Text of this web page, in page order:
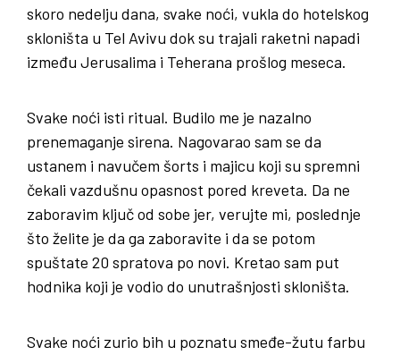
skoro nedelju dana, svake noći, vukla do hotelskog
skloništa u Tel Avivu dok su trajali raketni napadi
između Jerusalima i Teherana prošlog meseca.
Svake noći isti ritual. Budilo me je nazalno
prenemaganje sirena. Nagovarao sam se da
ustanem i navučem šorts i majicu koji su spremni
čekali vazdušnu opasnost pored kreveta. Da ne
zaboravim ključ od sobe jer, verujte mi, poslednje
što želite je da ga zaboravite i da se potom
spuštate 20 spratova po novi. Kretao sam put
hodnika koji je vodio do unutrašnjosti skloništa.
Svake noći zurio bih u poznatu smeđe-žutu farbu